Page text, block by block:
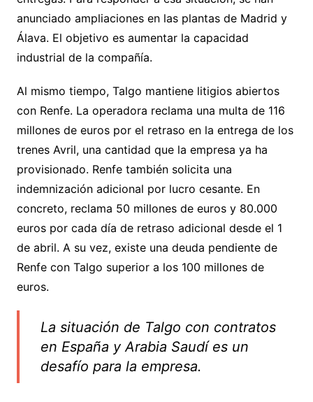
anunciado ampliaciones en las plantas de Madrid y
Álava. El objetivo es aumentar la capacidad
industrial de la compañía.
Al mismo tiempo, Talgo mantiene litigios abiertos
con Renfe. La operadora reclama una multa de 116
millones de euros por el retraso en la entrega de los
trenes Avril, una cantidad que la empresa ya ha
provisionado. Renfe también solicita una
indemnización adicional por lucro cesante. En
concreto, reclama 50 millones de euros y 80.000
euros por cada día de retraso adicional desde el 1
de abril. A su vez, existe una deuda pendiente de
Renfe con Talgo superior a los 100 millones de
euros.
La situación de Talgo con contratos
en España y Arabia Saudí es un
desafío para la empresa.